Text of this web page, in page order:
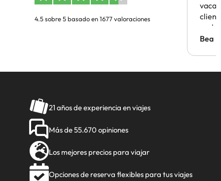
4.5 sobre 5 basado en 1677 valoraciones
Bea
21 años de experiencia en viajes
Más de 55.670 opiniones
Los mejores precios para viajar
Opciones de reserva flexibles para tus viajes